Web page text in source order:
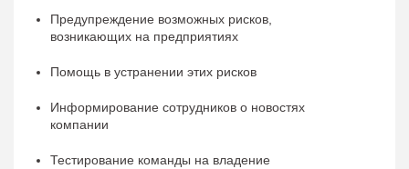
Предупреждение возможных рисков,
возникающих на предприятиях
Помощь в устранении этих рисков
Информирование сотрудников о новостях
компании
Тестирование команды на владение